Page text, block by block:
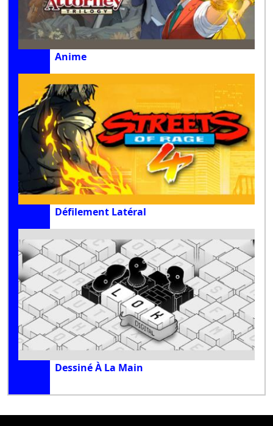
Anime
Défilement Latéral
Dessiné À La Main